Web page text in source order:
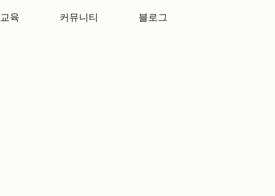
교육 커뮤니티 블로그